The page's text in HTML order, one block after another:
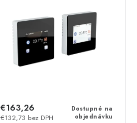
Dostupné na
objednávku
€132,73 bez DPH
€163,26